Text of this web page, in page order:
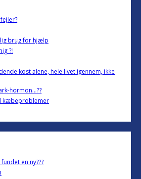
brug for hjælp
?!
kost alene, hele livet igennem, ikke
hormon...??
kæbeproblemer
en ny???